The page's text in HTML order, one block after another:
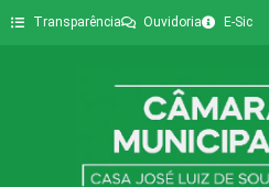
Transparência Ouvidoria E-Sic